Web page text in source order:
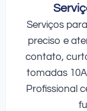
Serviços
preciso e
contato,
tomadas
Profissional